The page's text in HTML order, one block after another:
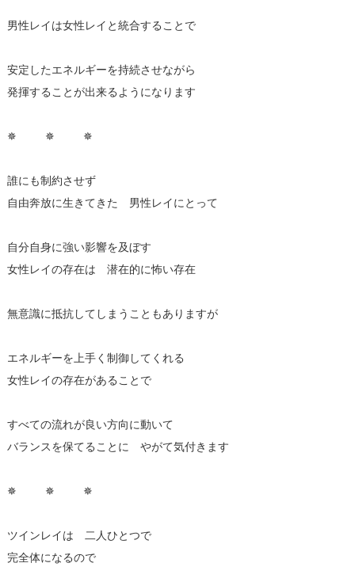
男性レイは女性レイと統合することで
安定したエネルギーを持続させながら
発揮することが出来るようになります
✵ ✵ ✵
誰にも制約させず
自由奔放に生きてきた 男性レイにとって
自分自身に強い影響を及ぼす
女性レイの存在は 潜在的に怖い存在
無意識に抵抗してしまうこともありますが
エネルギーを上手く制御してくれる
女性レイの存在があることで
すべての流れが良い方向に動いて
バランスを保てることに やがて気付きます
✵ ✵ ✵
ツインレイは 二人ひとつで
完全体になるので